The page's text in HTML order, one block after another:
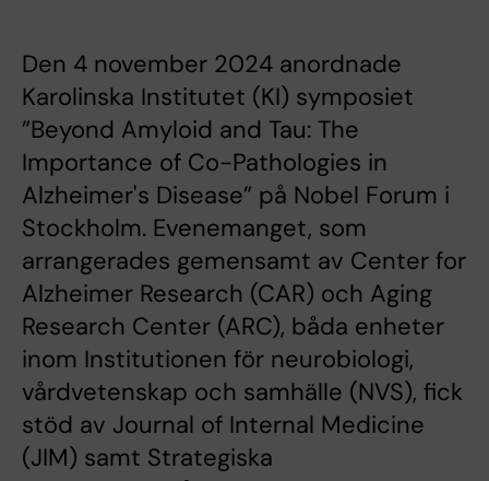
Den 4 november 2024 anordnade
Karolinska Institutet (KI) symposiet
”Beyond Amyloid and Tau: The
Importance of Co-Pathologies in
Alzheimer's Disease” på Nobel Forum i
Stockholm. Evenemanget, som
arrangerades gemensamt av Center for
Alzheimer Research (CAR) och Aging
Research Center (ARC), båda enheter
inom Institutionen för neurobiologi,
vårdvetenskap och samhälle (NVS), fick
stöd av Journal of Internal Medicine
(JIM) samt Strategiska